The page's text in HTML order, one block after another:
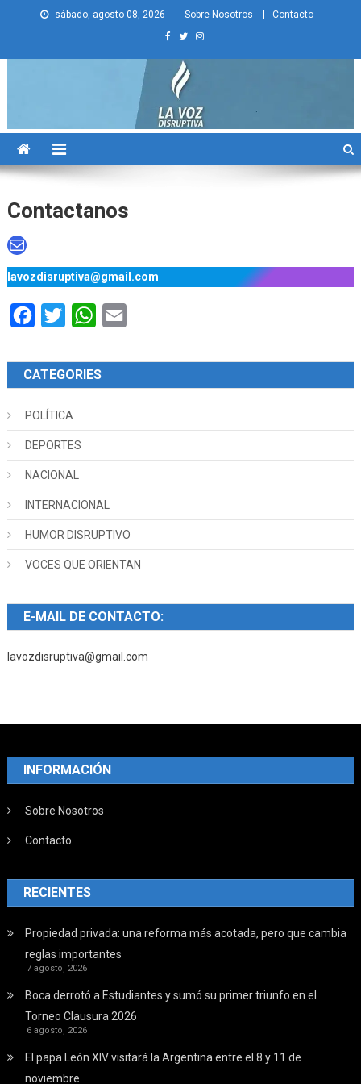
sábado, agosto 08, 2026 Sobre Nosotros Contacto
La Voz Disruptiva
Contactanos
Correo electrónico
lavozdisruptiva@gmail.com
Facebook
Twitter WhatsApp
CATEGORIES
POLÍTICA
DEPORTES
NACIONAL
INTERNACIONAL
HUMOR DISRUPTIVO
VOCES QUE ORIENTAN
E-MAIL DE CONTACTO:
lavozdisruptiva@gmail.com
INFORMACIÓN
Sobre Nosotros
Contacto
RECIENTES
Propiedad privada: una reforma más acotada, pero que cambia
reglas importantes
7 agosto, 2026
Boca derrotó a Estudiantes y sumó su primer triunfo en el
Torneo Clausura 2026
6 agosto, 2026
El papa León XIV visitará la Argentina entre el 8 y 11 de
noviembre.